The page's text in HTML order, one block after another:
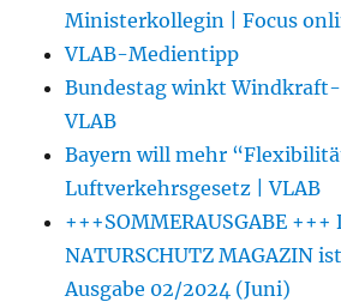
Ministerkollegin | Focus
VLAB-Medientipp
Bundestag winkt Windkraft-
VLAB
Bayern will mehr
Luftverkehrsgesetz | VLAB
+++SOMMERAUSGABE +++
NATURSCHUTZ MAGAZIN
Ausgabe 02/2024 (Juni)